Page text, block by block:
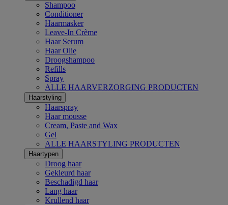
Shampoo
Conditioner
Haarmasker
Leave-In Crème
Haar Serum
Haar Olie
Droogshampoo
Refills
Spray
ALLE HAARVERZORGING PRODUCTEN
Haarstyling
Haarspray
Haar mousse
Cream, Paste and Wax
Gel
ALLE HAARSTYLING PRODUCTEN
Haartypen
Droog haar
Gekleurd haar
Beschadigd haar
Lang haar
Krullend haar